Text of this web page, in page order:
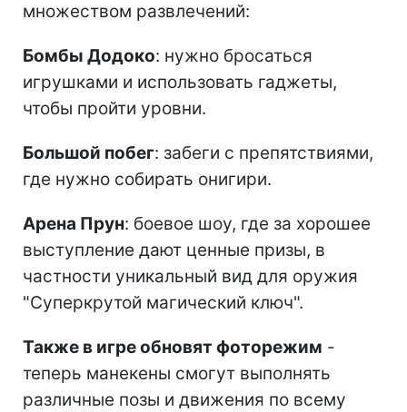
множеством развлечений:
Бомбы Додоко: нужно бросаться
игрушками и использовать гаджеты,
чтобы пройти уровни.
Большой побег: забеги с препятствиями,
где нужно собирать онигири.
Арена Прун: боевое шоу, где за хорошее
выступление дают ценные призы, в
частности уникальный вид для оружия
"Суперкрутой магический ключ".
Также в игре обновят фоторежим -
теперь манекены смогут выполнять
различные позы и движения по всему